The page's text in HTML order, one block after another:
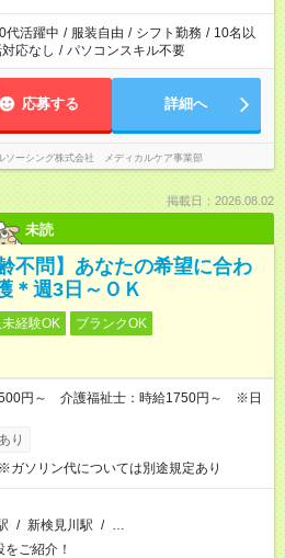
代活躍中 / 服装自由 / シフト勤務 / 10名以
応なし / パソコンスキル不要
応募する 詳細へ
ソーシング株式会社 メディカルケア事業部
掲載日：2026.08.02
未読
不問】あなたの希望に合わ
＊週3日～ＯＫ
経験OK
ブランクOK
円～ 介護福祉士：時給1750円～ ※日
り
ソリン代については別途規定あり
/ 新検見川駅 / …
ご紹介！